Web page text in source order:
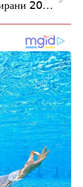
Транспортирани 𝟤𝟢𝟢 кубни метри отпад во рамките на акцијата „Генералка викенд“